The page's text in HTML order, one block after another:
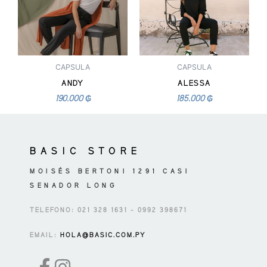
CAPSULA
ANDY
190.000₲
variantes.
Las
opciones
se
pueden
elegir
en
producto
CAPSULA
ALESSA
185.000₲
variantes.
Las
opciones
se
pueden
elegir
en
BASIC STORE
MOISÉS BERTONI 1291 CASI
SENADOR LONG
TELEFONO: 021 328 1631 – 0992 398671
EMAIL: HOLA@BASIC.COM.PY